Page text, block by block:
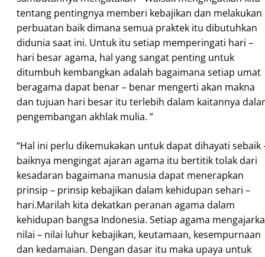
tentang pentingnya memberi kebajikan dan melakukan
perbuatan baik dimana semua praktek itu dibutuhkan
didunia saat ini. Untuk itu setiap memperingati hari –
hari besar agama, hal yang sangat penting untuk
ditumbuh kembangkan adalah bagaimana setiap umat
beragama dapat benar – benar mengerti akan makna
dan tujuan hari besar itu terlebih dalam kaitannya
pengembangan akhlak mulia. ”
“Hal ini perlu dikemukakan untuk dapat dihayati sebaik
baiknya mengingat ajaran agama itu bertitik tolak dari
kesadaran bagaimana manusia dapat menerapkan
prinsip – prinsip kebajikan dalam kehidupan sehari –
hari.Marilah kita dekatkan peranan agama dalam
kehidupan bangsa Indonesia. Setiap agama
nilai – nilai luhur kebajikan, keutamaan, kesempurnaan
dan kedamaian. Dengan dasar itu maka upaya untuk